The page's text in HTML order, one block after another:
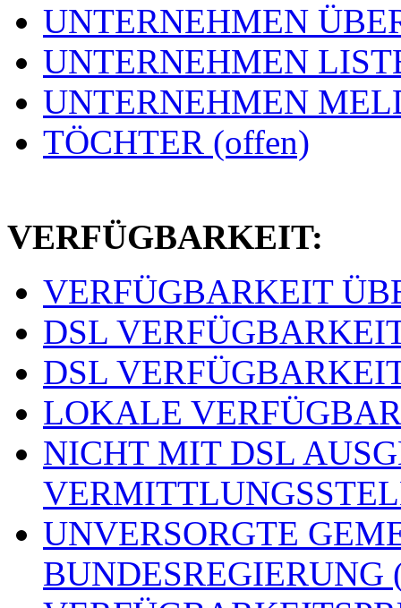
UNTERNEHMEN
UNTERNEHMEN
UNTERNEHMEN
TÖCHTER (offen)
VERFÜGBARKEIT:
VERFÜGBARKEIT
DSL
DSL
LOKALE
NICHT MIT DSL
UNVERSORGTE
BUNDESREGIERUNG